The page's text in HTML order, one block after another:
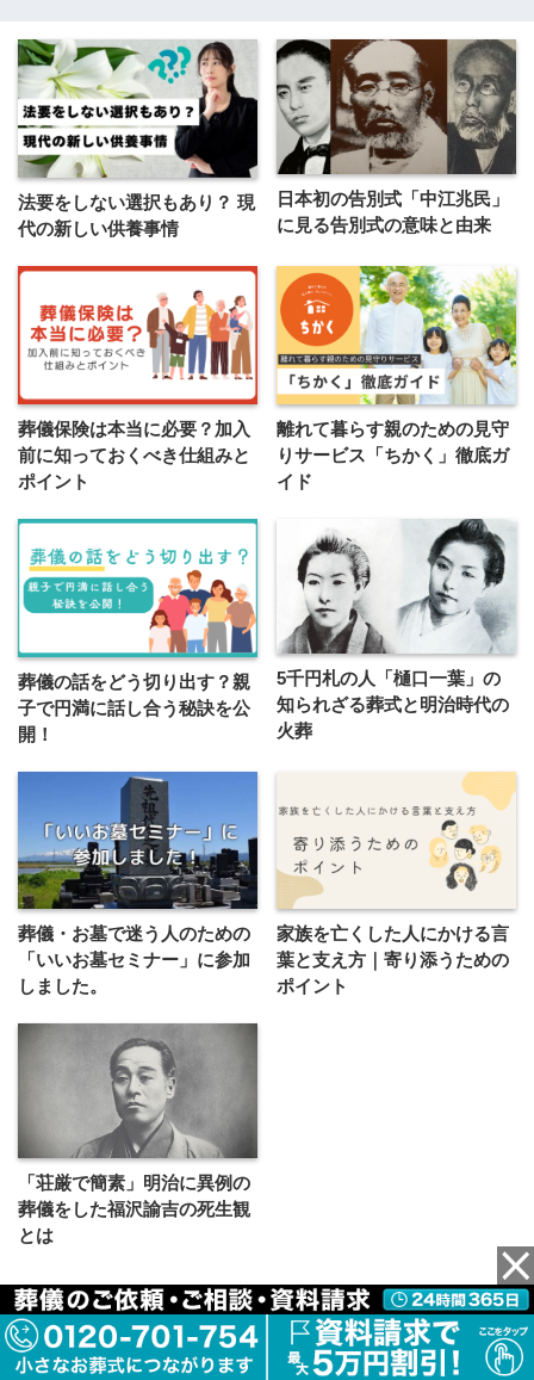
法要をしない選択もあり？ 現
代の新しい供養事情
日本初の告別式「中江兆民」
に見る告別式の意味と由来
葬儀保険は本当に必要？加入
前に知っておくべき仕組みと
ポイント
離れて暮らす親のための見守
りサービス「ちかく」徹底ガ
イド
葬儀の話をどう切り出す？親
子で円満に話し合う秘訣を公
開！
5千円札の人「樋口一葉」の
知られざる葬式と明治時代の
火葬
葬儀・お墓で迷う人のための
「いいお墓セミナー」に参加
しました。
家族を亡くした人にかける言
葉と支え方｜寄り添うための
ポイント
「荘厳で簡素」明治に異例の
葬儀をした福沢諭吉の死生観
とは
この記事を書いた人